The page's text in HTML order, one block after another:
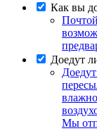
Как вы
Доедут
Мы